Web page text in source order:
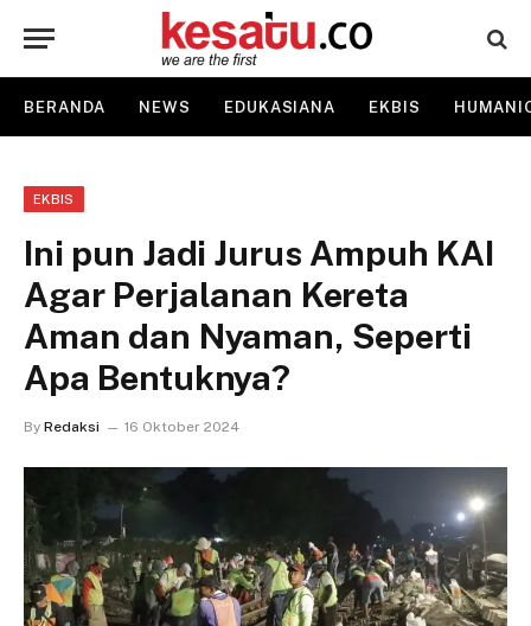
BERANDA NEWS EDUKASIANA EKBIS
EKBIS
Ini pun Jadi Jurus Ampuh KAI
Agar Perjalanan Kereta
Aman dan Nyaman, Seperti
Apa Bentuknya?
By Redaksi 16 Oktober 2024